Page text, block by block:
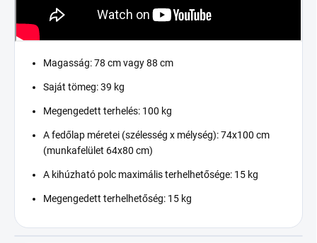
Magasság: 78 cm vagy 88 cm
Saját tömeg: 39 kg
Megengedett terhelés: 100 kg
A fedőlap méretei (szélesség x mélység): 74x100 cm
(munkafelület 64x80 cm)
A kihúzható polc maximális terhelhetősége: 15 kg
Megengedett terhelhetőség: 15 kg